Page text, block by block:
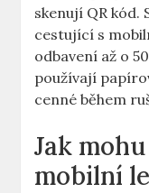
skenují QR kód.
cestující s
odbavení až o
používají
cenné během
Jak
mobilní